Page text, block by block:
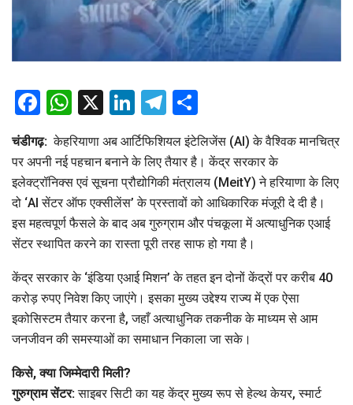
Facebook
WhatsApp
X LinkedIn
Telegram
चंडीगढ़:केहरियाणा अब आर्टिफिशियल इंटेलिजेंस (AI) के वैश्विक मानचित्र
पर अपनी नई पहचान बनाने के लिए तैयार है। केंद्र सरकार के
इलेक्ट्रॉनिक्स एवं सूचना प्रौद्योगिकी मंत्रालय (MeitY) ने हरियाणा के लिए
दो ‘AI सेंटर ऑफ एक्सीलेंस’ के प्रस्तावों को आधिकारिक मंजूरी दे दी है।
इस महत्वपूर्ण फैसले के बाद अब गुरुग्राम और पंचकूला में अत्याधुनिक एआई
सेंटर स्थापित करने का रास्ता पूरी तरह साफ हो गया है।
केंद्र सरकार के ‘इंडिया एआई मिशन’ के तहत इन दोनों केंद्रों पर करीब 40
करोड़ रुपए निवेश किए जाएंगे। इसका मुख्य उद्देश्य राज्य में एक ऐसा
इकोसिस्टम तैयार करना है, जहाँ अत्याधुनिक तकनीक के माध्यम से आम
जनजीवन की समस्याओं का समाधान निकाला जा सके।
किसे, क्या जिम्मेदारी मिली?
गुरुग्राम सेंटर:साइबर सिटी का यह केंद्र मुख्य रूप से हेल्थ केयर, स्मार्ट